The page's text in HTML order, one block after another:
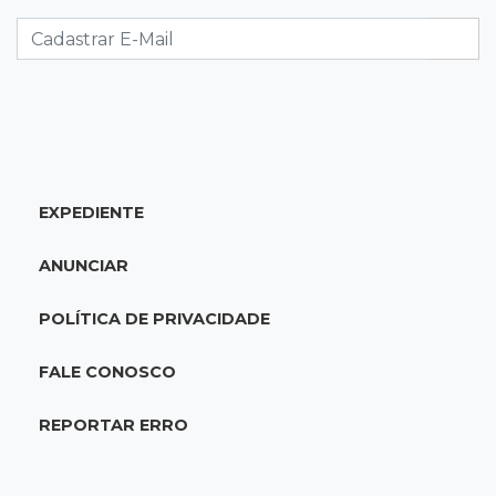
Granizo danifica telhados e plantações
durante temporal no interior
Vitória goleia Athletico-PR por 4 a 0 e avança
confronto com policiais militares
EXPEDIENTE
ANUNCIAR
POLÍTICA DE PRIVACIDADE
FALE CONOSCO
REPORTAR ERRO